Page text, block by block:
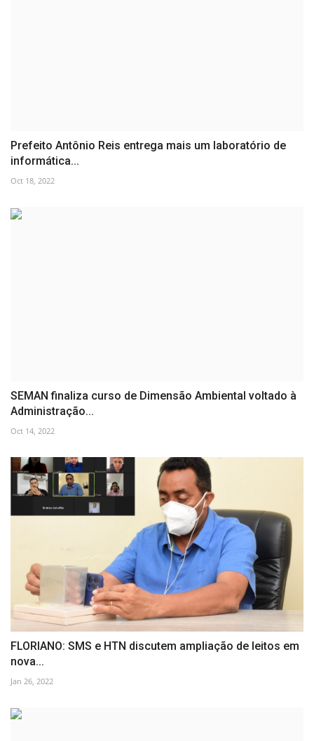
Prefeito Antônio Reis entrega mais um laboratório de
informática...
Oct 18, 2022
SEMAN finaliza curso de Dimensão Ambiental voltado à
Administração...
Oct 14, 2022
FLORIANO: SMS e HTN discutem ampliação de leitos em
nova...
Jan 26, 2022